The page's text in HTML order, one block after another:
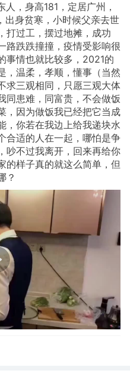
人，身高181，定居广州，
出身贫寒，小时候父亲去世
打过工，摆过地摊，成功
路跌跌撞撞，疫情受影响很
事情也就比较多，2021的
，温柔，孝顺，懂事（当然
求三观相同，只愿三观大体
同患难，同富贵，不会做饭
，因为做饭我已经把它当成
，你若在我边上给我递块水
合适的人在一起，哪怕是争
吵不过我离开，回来再给你
的样子真的就这么简单，但
？